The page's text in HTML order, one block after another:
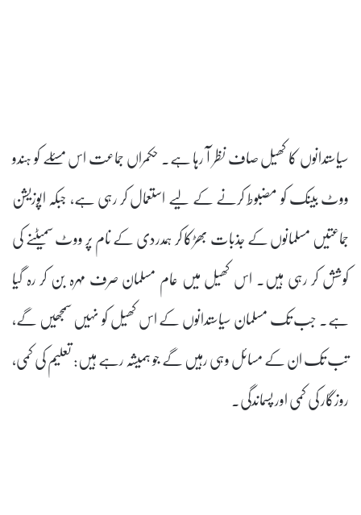
سیاستدانوں کا کھیل صاف نظر آ رہا ہے۔ حکمراں جماعت اس مسئلے کو ہندو
ووٹ بینک کو مضبوط کرنے کے لیے استعمال کر رہی ہے، جبکہ اپوزیشن
جماعتیں مسلمانوں کے جذبات بھڑکا کر ہمدردی کے نام پر ووٹ سمیٹنے کی
کوشش کر رہی ہیں۔ اس کھیل میں عام مسلمان صرف مہرہ بن کر رہ گیا
ہے۔ جب تک مسلمان سیاستدانوں کے اس کھیل کو نہیں سمجھیں گے،
تب تک ان کے مسائل وہی رہیں گے جو ہمیشہ رہے ہیں: تعلیم کی کمی،
روزگار کی کمی اور پسماندگی۔